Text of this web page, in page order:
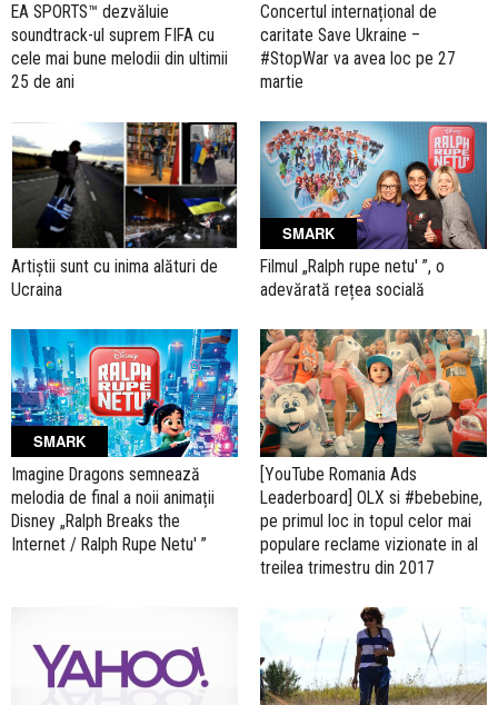
EA SPORTS™ dezvăluie
soundtrack-ul suprem FIFA cu
cele mai bune melodii din ultimii
25 de ani
Concertul internațional de
caritate Save Ukraine –
#StopWar va avea loc pe 27
martie
Artiștii sunt cu inima alături de
Ucraina
SMARK
Filmul „Ralph rupe netu' ”, o
adevărată rețea socială
SMARK
Imagine Dragons semnează
melodia de final a noii animații
Disney „Ralph Breaks the
Internet / Ralph Rupe Netu' ”
[YouTube Romania Ads
Leaderboard] OLX si #bebebine,
pe primul loc in topul celor mai
populare reclame vizionate in al
treilea trimestru din 2017